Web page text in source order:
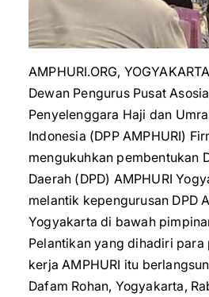
AMPHURI.ORG,
Dewan Pengurus Pusat
Penyelenggara Haji dan
Indonesia (DPP AMPHURI)
mengukuhkan pembentukan
Daerah (DPD) AMPHURI
melantik kepengurusan DPD
Yogyakarta di bawah
Pelantikan yang dihadiri para
kerja AMPHURI itu
Dafam Rohan, Yogyakarta,